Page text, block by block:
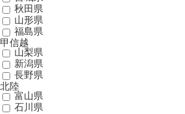
秋田県
山形県
福島県
甲信越
山梨県
新潟県
長野県
北陸
富山県
石川県